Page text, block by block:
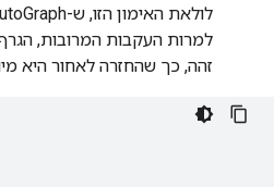
למרות העקבות המרובות,
זהה, כך שהחזרה לאחור היא